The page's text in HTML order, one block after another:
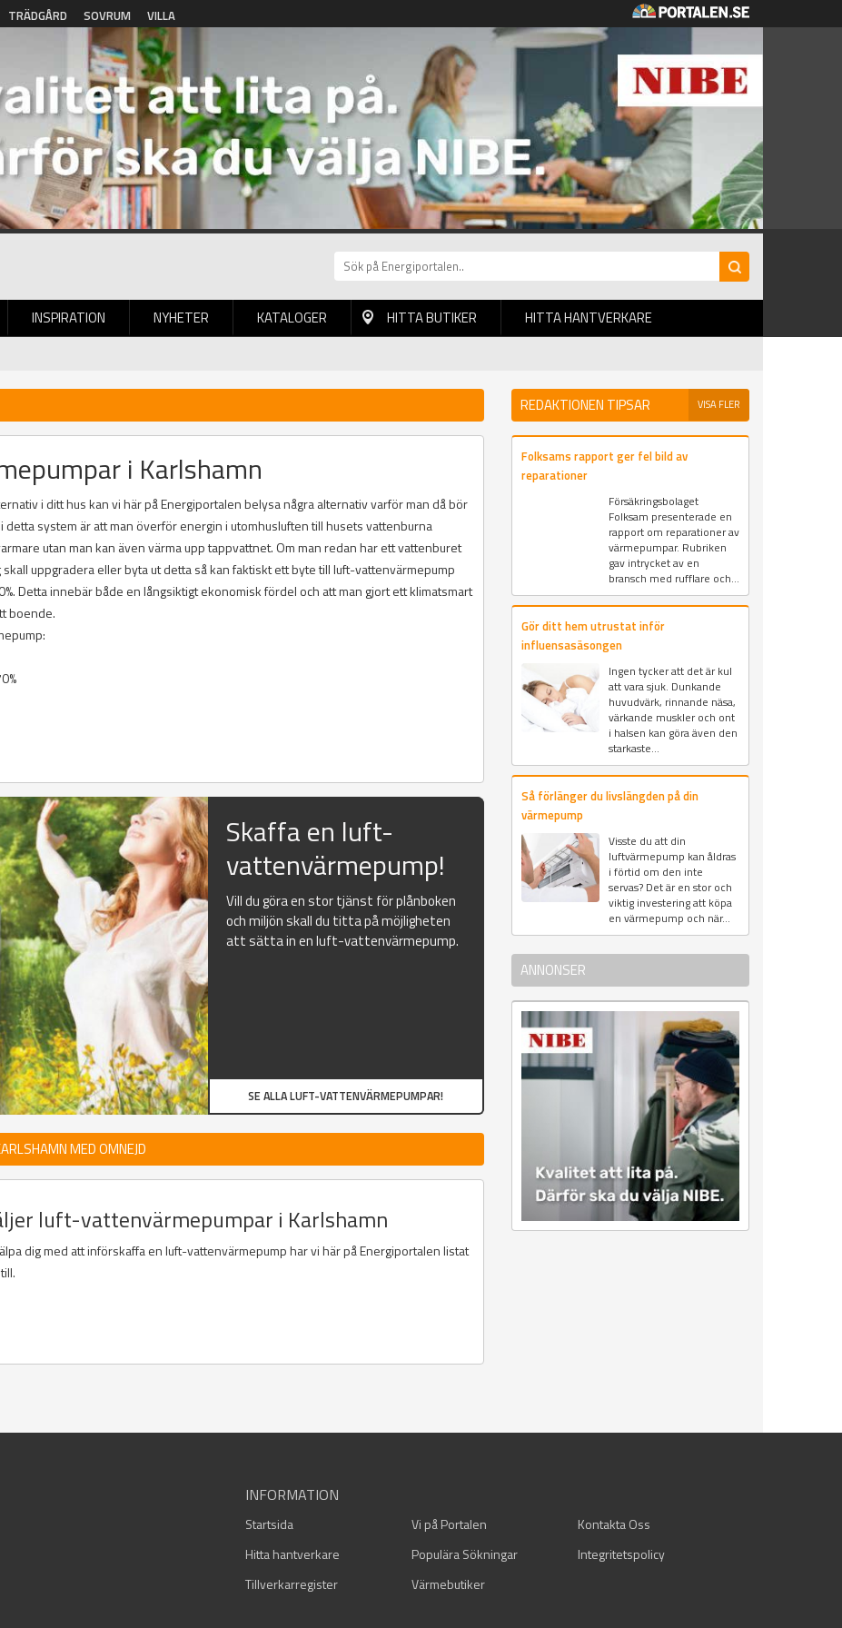
TRÄDGÅRD SOVRUM VILLA
INSPIRATION NYHETER KATALOGER HITTA BUTIKER HITTA HANTVERKARE
i Karlshamn
i ditt hus kan vi här på Energiportalen belysa några alternativ varför man då bör
system är att man överför energin i utomhusluften till husets vattenburna
utan man kan även värma upp tappvattnet. Om man redan har ett vattenburet
uppgradera eller byta ut detta så kan faktiskt ett byte till luft-vattenvärmepump
Detta innebär både en långsiktigt ekonomisk fördel och att man gjort ett klimatsmart
boende.
Skaffa en luft-
vattenvärmepump!
Vill du göra en stor tjänst för plånboken
och miljön skall du titta på möjligheten
att sätta in en luft-vattenvärmepump.
SE ALLA LUFT-VATTENVÄRMEPUMPAR!
MED OMNEJD
luft-vattenvärmepumpar i Karlshamn
dig med att införskaffa en luft-vattenvärmepump har vi här på Energiportalen listat
REDAKTIONEN TIPSAR VISA FLER
Folksams rapport ger fel bild av
reparationer
Försäkringsbolaget
Folksam presenterade en
rapport om reparationer av
värmepumpar. Rubriken
gav intrycket av en
bransch med rufflare och...
Gör ditt hem utrustat inför
influensasäsongen
Ingen tycker att det är kul
att vara sjuk. Dunkande
huvudvärk, rinnande näsa,
värkande muskler och ont
i halsen kan göra även den
starkaste...
Så förlänger du livslängden på din
värmepump
Visste du att din
luftvärmepump kan åldras
i förtid om den inte
servas? Det är en stor och
viktig investering att köpa
en värmepump och när...
ANNONSER
INFORMATION
Startsida Vi på Portalen
Kontakta Oss
Hitta hantverkare
Populära Sökningar
Integritetspolicy
Tillverkarregister
Värmebutiker